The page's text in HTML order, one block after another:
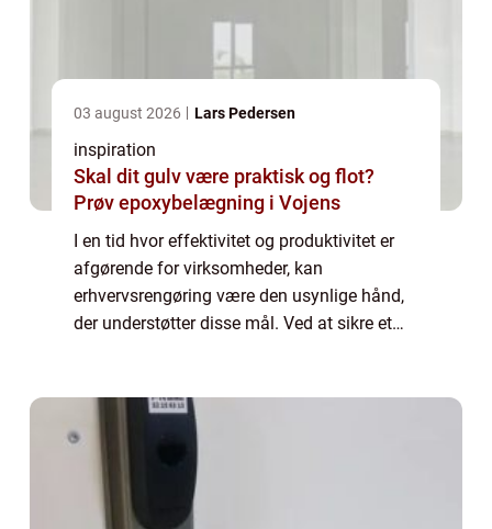
03 august 2026 Lars Pedersen
inspiration
Skal dit gulv være praktisk og flot?
Prøv epoxybelægning i Vojens
I en tid hvor effektivitet og produktivitet er
afgørende for virksomheder, kan
erhvervsrengøring være den usynlige hånd,
der understøtter disse mål. Ved at sikre et